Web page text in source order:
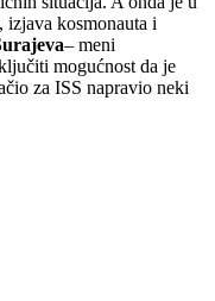
kosmonauta i
– meni
mogućnost da je
za ISS napravio neki